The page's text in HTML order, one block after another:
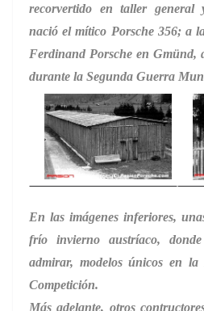
recorvertido en taller general
nació el mítico Porsche 356; a
Ferdinand Porsche en Gmünd,
durante la Segunda Guerra
En las imágenes inferiores,
frío invierno austríaco,
admirar, modelos únicos en
Competición.
Más adelante, otros